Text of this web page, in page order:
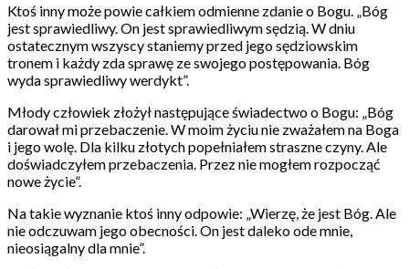
Ktoś inny może powie całkiem odmienne zdanie o Bogu. „Bóg
jest sprawiedliwy. On jest sprawiedliwym sędzią. W dniu
ostatecznym wszyscy staniemy przed jego sędziowskim
tronem i każdy zda sprawę ze swojego postępowania. Bóg
wyda sprawiedliwy werdykt”.
Młody człowiek złożył następujące świadectwo o Bogu: „Bóg
darował mi przebaczenie. W moim życiu nie zważałem na Boga
i jego wolę. Dla kilku złotych popełniałem straszne czyny. Ale
doświadczyłem przebaczenia. Przez nie mogłem rozpocząć
nowe życie”.
Na takie wyznanie ktoś inny odpowie: „Wierzę, że jest Bóg. Ale
nie odczuwam jego obecności. On jest daleko ode mnie,
nieosiągalny dla mnie”.